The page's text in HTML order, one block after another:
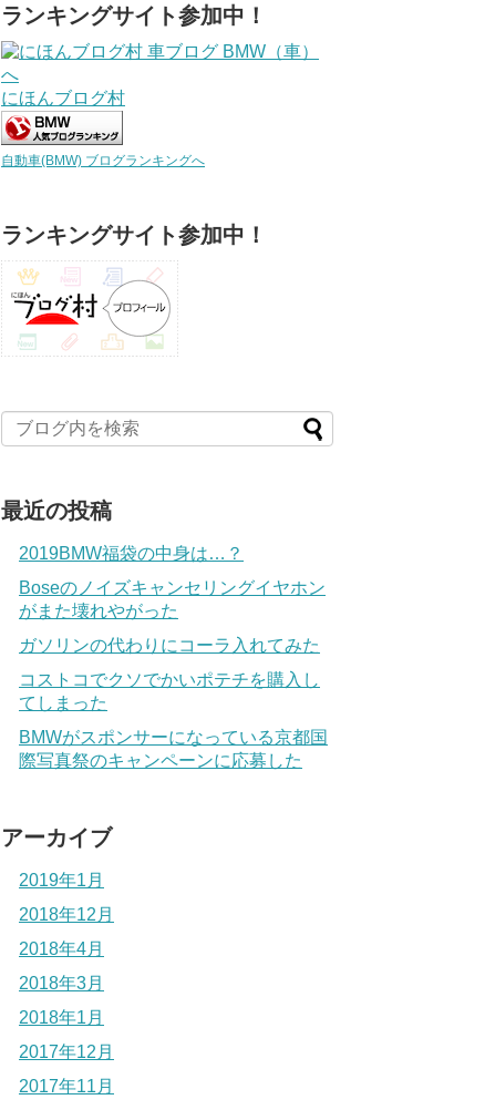
ランキングサイト参加中！
にほんブログ村
自動車(BMW) ブログランキングへ
ランキングサイト参加中！
最近の投稿
2019BMW福袋の中身は…？
Boseのノイズキャンセリングイヤホン
がまた壊れやがった
ガソリンの代わりにコーラ入れてみた
コストコでクソでかいポテチを購入し
てしまった
BMWがスポンサーになっている京都国
際写真祭のキャンペーンに応募した
アーカイブ
2019年1月
2018年12月
2018年4月
2018年3月
2018年1月
2017年12月
2017年11月